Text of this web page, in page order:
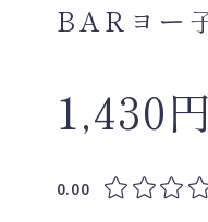
BARヨー
1,430円
0.00